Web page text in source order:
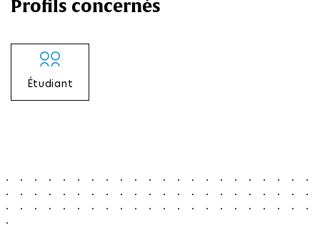
Profils concernés
Étudiant